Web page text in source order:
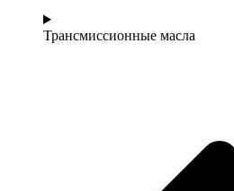
Трансмиссионные масла